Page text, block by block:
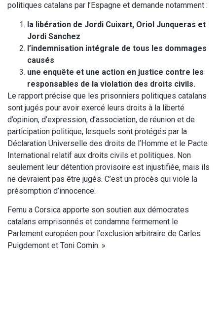
politiques catalans par l’Espagne et demande notamment :
la libération de Jordi Cuixart, Oriol Junqueras et
Jordi Sanchez
l’indemnisation intégrale de tous les dommages
causés
une enquête et une action en justice contre les
responsables de la violation des droits civils.
Le rapport précise que les prisonniers politiques catalans
sont jugés pour avoir exercé leurs droits à la liberté
d’opinion, d’expression, d’association, de réunion et de
participation politique, lesquels sont protégés par la
Déclaration Universelle des droits de l’Homme et le Pacte
International relatif aux droits civils et politiques. Non
seulement leur détention provisoire est injustifiée, mais ils
ne devraient pas être jugés. C’est un procès qui viole la
présomption d’innocence.
Femu a Corsica apporte son soutien aux démocrates
catalans emprisonnés et condamne fermement le
Parlement européen pour l’exclusion arbitraire de Carles
Puigdemont et Toni Comin. »